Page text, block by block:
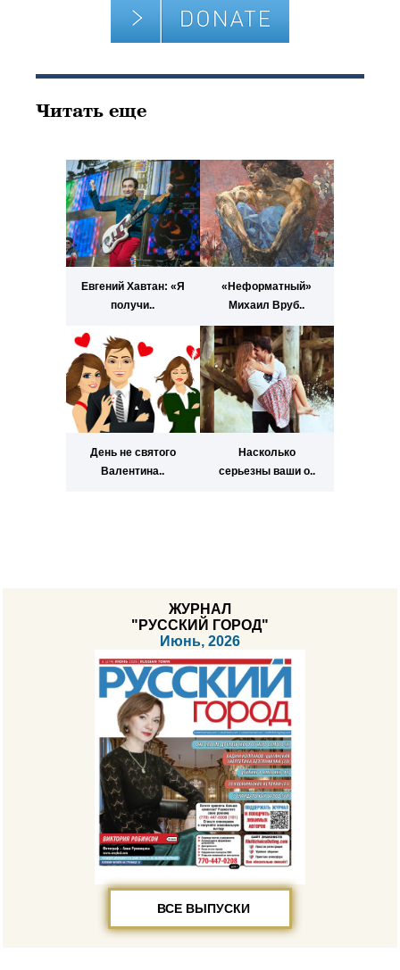
Читать еще
Евгений Хавтан: «Я
получи..
«Неформатный»
Михаил Вруб..
День не святого
Валентина..
Насколько
серьезны ваши о..
ЖУРНАЛ
"РУССКИЙ ГОРОД"
Июнь, 2026
ВСЕ ВЫПУСКИ